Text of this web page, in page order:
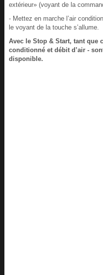
extérieur» (voyant de la
- Mettez en marche l’air
le voyant de la touche s’allume.
Avec le Stop & Start, tant que
conditionné et débit d’air -
disponible.